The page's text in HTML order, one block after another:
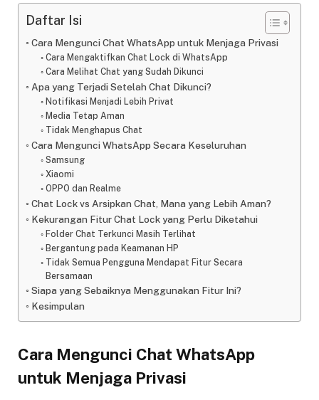
Daftar Isi
Cara Mengunci Chat WhatsApp untuk Menjaga Privasi
Cara Mengaktifkan Chat Lock di WhatsApp
Cara Melihat Chat yang Sudah Dikunci
Apa yang Terjadi Setelah Chat Dikunci?
Notifikasi Menjadi Lebih Privat
Media Tetap Aman
Tidak Menghapus Chat
Cara Mengunci WhatsApp Secara Keseluruhan
Samsung
Xiaomi
OPPO dan Realme
Chat Lock vs Arsipkan Chat, Mana yang Lebih Aman?
Kekurangan Fitur Chat Lock yang Perlu Diketahui
Folder Chat Terkunci Masih Terlihat
Bergantung pada Keamanan HP
Tidak Semua Pengguna Mendapat Fitur Secara
Bersamaan
Siapa yang Sebaiknya Menggunakan Fitur Ini?
Kesimpulan
Cara Mengunci Chat WhatsApp
untuk Menjaga Privasi